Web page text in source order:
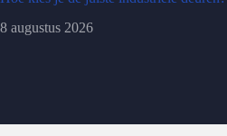
8 augustus 2026